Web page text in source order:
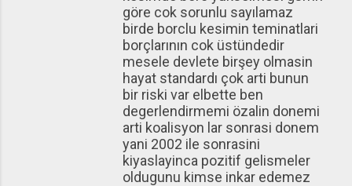
göre cok sorunlu sayılamaz
birde borclu kesimin teminatlari
borçlarının cok üstündedir
mesele devlete birşey olmasin
hayat standardı çok arti bunun
bir riski var elbette ben
degerlendirmemi özalin donemi
arti koalisyon lar sonrasi donem
yani 2002 ile sonrasini
kiyaslayinca pozitif gelismeler
oldugunu kimse inkar edemez